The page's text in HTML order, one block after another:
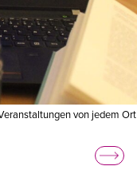
von jedem Ort
©